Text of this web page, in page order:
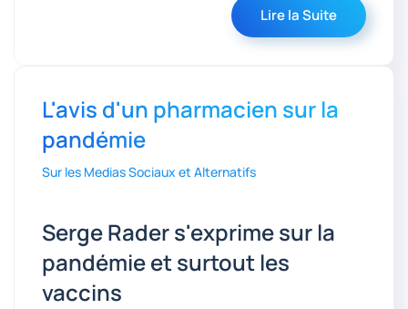
Lire la Suite
L'avis d'un pharmacien sur la
pandémie
Sur les Medias Sociaux et Alternatifs
Serge Rader s'exprime sur la
pandémie et surtout les
vaccins